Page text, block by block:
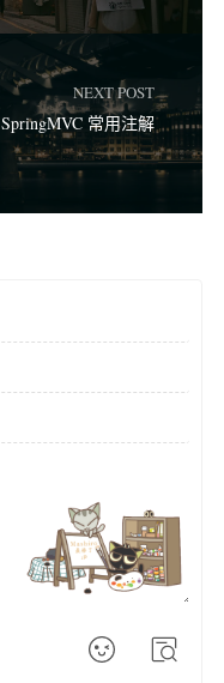
NEXT POST
SpringMVC 常用注解